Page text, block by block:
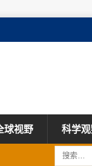
球视野 科学